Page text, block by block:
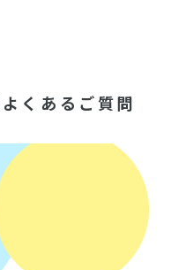
よくあるご質問